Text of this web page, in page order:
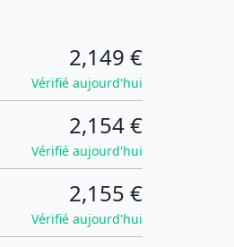
2,149 €
Vérifié aujourd'hui
2,154 €
Vérifié aujourd'hui
2,155 €
Vérifié aujourd'hui